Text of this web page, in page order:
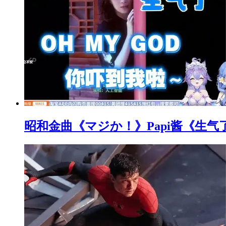
昭和金曲《マジか！》Papi酱《生气